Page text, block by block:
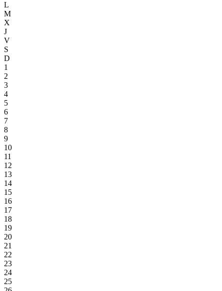
L
M
X
J
V
S
D
1
2
3
4
5
6
7
8
9
10
11
12
13
14
15
16
17
18
19
20
21
22
23
24
25